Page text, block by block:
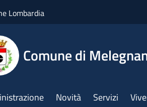
Lombardia
Comune di
Novità Servizi